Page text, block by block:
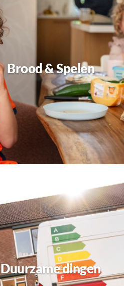
Brood & Spelen
Duurzame dingen